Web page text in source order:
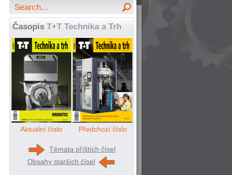
Časopis T+T Technika a Trh
Aktuální číslo Předchozí číslo
Témata příštích čísel
Obsahy starších čísel